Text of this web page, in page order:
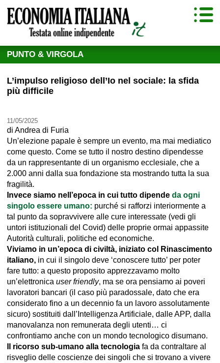
PUNTO & VIRGOLA
L’impulso religioso dell’Io nel sociale: la sfida
più difficile
11/05/2025
di Andrea di Furia
Un’elezione papale è sempre un evento, ma mai mediatico
come questo. Come se tutto il nostro destino dipendesse
da un rappresentante di un organismo ecclesiale, che a
2.000 anni dalla sua fondazione sta mostrando tutta la sua
fragilità.
Invece siamo nell’epoca in cui tutto dipende da ogni
singolo essere umano: purché si rafforzi interiormente a
tal punto da sopravvivere alle cure interessate (vedi gli
untori istituzionali del Covid) delle proprie ormai appassite
Autorità culturali, politiche ed economiche.
Viviamo in un’epoca di civiltà, iniziato col Rinascimento
italiano, in cui il singolo deve ‘conoscere tutto’ per poter
fare tutto: a questo proposito apprezzavamo molto
un’elettronica user friendly, ma se ora pensiamo ai poveri
lavoratori bancari (il caso più paradossale, dato che era
considerato fino a un decennio fa un lavoro assolutamente
sicuro) sostituiti dall’Intelligenza Artificiale, dalle APP, dalla
manovalanza non remunerata degli utenti… ci
confrontiamo anche con un mondo tecnologico disumano.
Il ricorso sub-umano alla tecnologia fa da contraltare al
risveglio delle coscienze dei singoli che si trovano a vivere